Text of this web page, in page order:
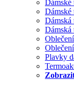
Dámské
Dámské
Dámská
Plavky